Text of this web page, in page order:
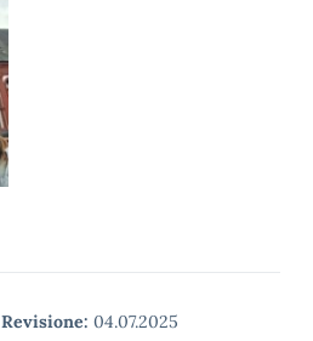
Revisione: 04.07.2025